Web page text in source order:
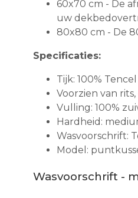
60x70 cm - De
uw
80x80 cm - De
Specificaties:
Tijk: 100%
Voorzien van
Vulling: 100%
Hardheid:
Wasvoorschrift:
Model:
Wasvoorschrift -